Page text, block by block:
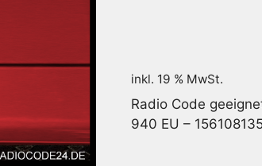
inkl. 19 % MwSt.
Radio Code
940 EU –